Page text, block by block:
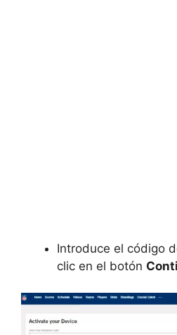
Introduce el código
clic en el botón